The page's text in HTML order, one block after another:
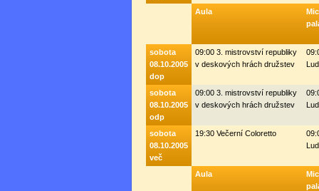
Aula
sobota
08.10.2005
dop
09:00 3. mistrovství republiky
v deskových hrách družstev
sobota
08.10.2005
odp
09:00 3. mistrovství republiky
v deskových hrách družstev
sobota
08.10.2005
več
19:30 Večerní Coloretto
Aula